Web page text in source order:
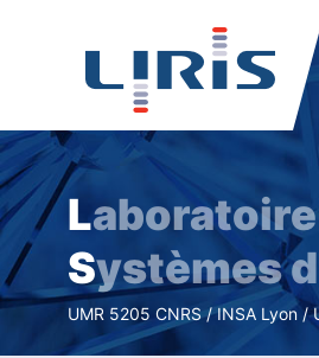
L
Systèmes
UMR 5205 CNRS / INSA Lyon /